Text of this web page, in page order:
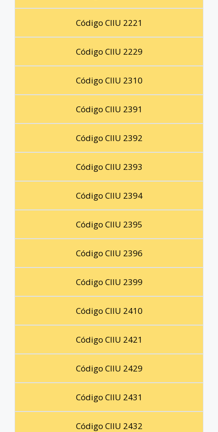
Código CIIU 2221
Código CIIU 2229
Código CIIU 2310
Código CIIU 2391
Código CIIU 2392
Código CIIU 2393
Código CIIU 2394
Código CIIU 2395
Código CIIU 2396
Código CIIU 2399
Código CIIU 2410
Código CIIU 2421
Código CIIU 2429
Código CIIU 2431
Código CIIU 2432